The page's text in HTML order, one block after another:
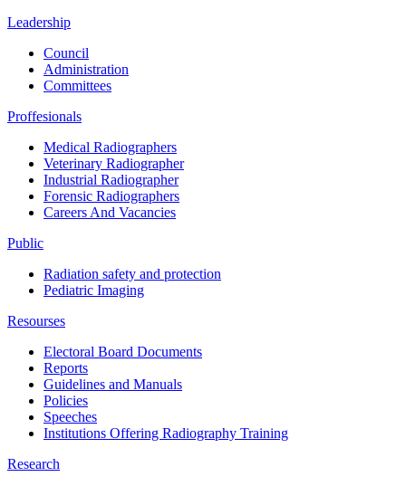
Leadership
Council
Administration
Committees
Proffesionals
Medical Radiographers
Veterinary Radiographer
Industrial Radiographer
Forensic Radiographers
Careers And Vacancies
Public
Radiation safety and protection
Pediatric Imaging
Resourses
Electoral Board Documents
Reports
Guidelines and Manuals
Policies
Speeches
Institutions Offering Radiography Training
Research